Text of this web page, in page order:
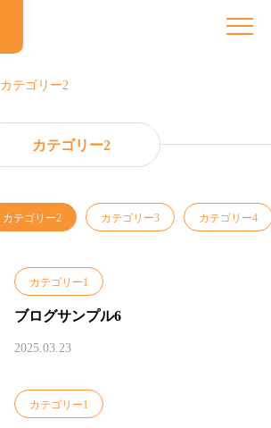
カテゴリー2
カテゴリー2
カテゴリー2 カテゴリー3 カテゴリー4
カテゴリー1
ブログサンプル6
2025.03.23
カテゴリー1